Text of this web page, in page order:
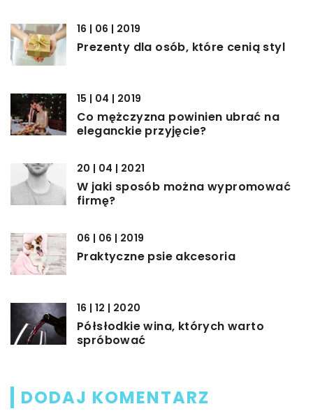
16 | 06 | 2019
Prezenty dla osób, które cenią styl
15 | 04 | 2019
Co mężczyzna powinien ubrać na
eleganckie przyjęcie?
20 | 04 | 2021
W jaki sposób można wypromować
firmę?
06 | 06 | 2019
Praktyczne psie akcesoria
16 | 12 | 2020
Półsłodkie wina, których warto
spróbować
DODAJ KOMENTARZ